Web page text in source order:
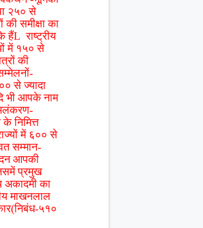
२५० से
समीक्षा का
राष्ट्रीय
में १५० से
की
से ज्यादा
भी आपके नाम
निमित्त
में ६०० से
सम्मान-
आपकी
प्रमुख
अकादमी का
माखनलाल
५१०